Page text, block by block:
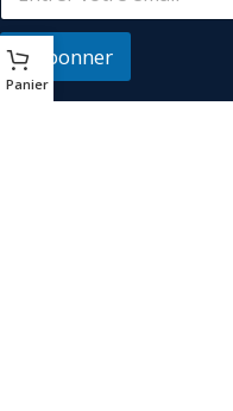
S'abonner
Panier